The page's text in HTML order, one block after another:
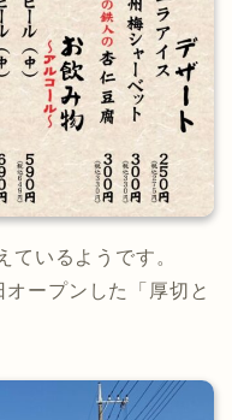
いるようです。
ープンした「厚切と